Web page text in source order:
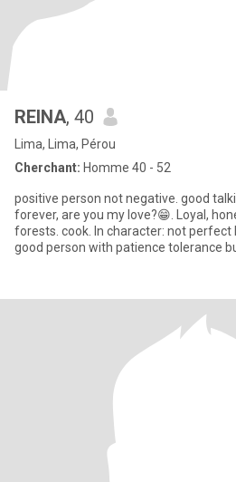
REINA, 40
Lima, Lima, Pérou
Cherchant: Homme 40 - 52
positive person not negative. good
forever, are you my love?😁. Loyal,
forests. cook. In character: not perfect
good person with patience tolerance